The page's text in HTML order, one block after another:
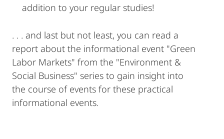
addition to your regular studies!
. . . and last but not least, you can read a
report about the informational event "Green
Labor Markets" from the "Environment &
Social Business" series to gain insight into
the course of events for these practical
informational events.